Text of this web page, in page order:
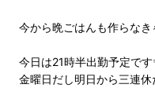
今から晩ごはんも作らなき
今日は21時半出勤予定です
金曜日だし明日から三連休